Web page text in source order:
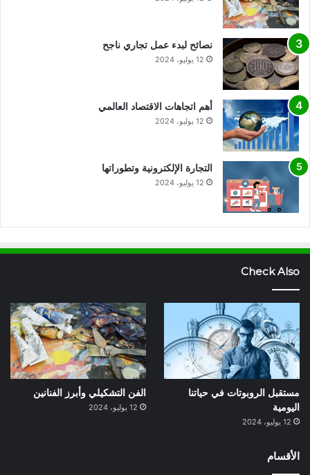
نصائح لبدء عمل تجاري ناجح
12 يوليو، 2024
أهم اتجاهات الاقتصاد العالمي
12 يوليو، 2024
التجارة الإلكترونية وتطوراتها
12 يوليو، 2024
Check Also
مستقبل الروبوتات في حياتنا
اليومية
12 يوليو، 2024
الفن التشكيلي وأبرز الفنانين
12 يوليو، 2024
الأقسام